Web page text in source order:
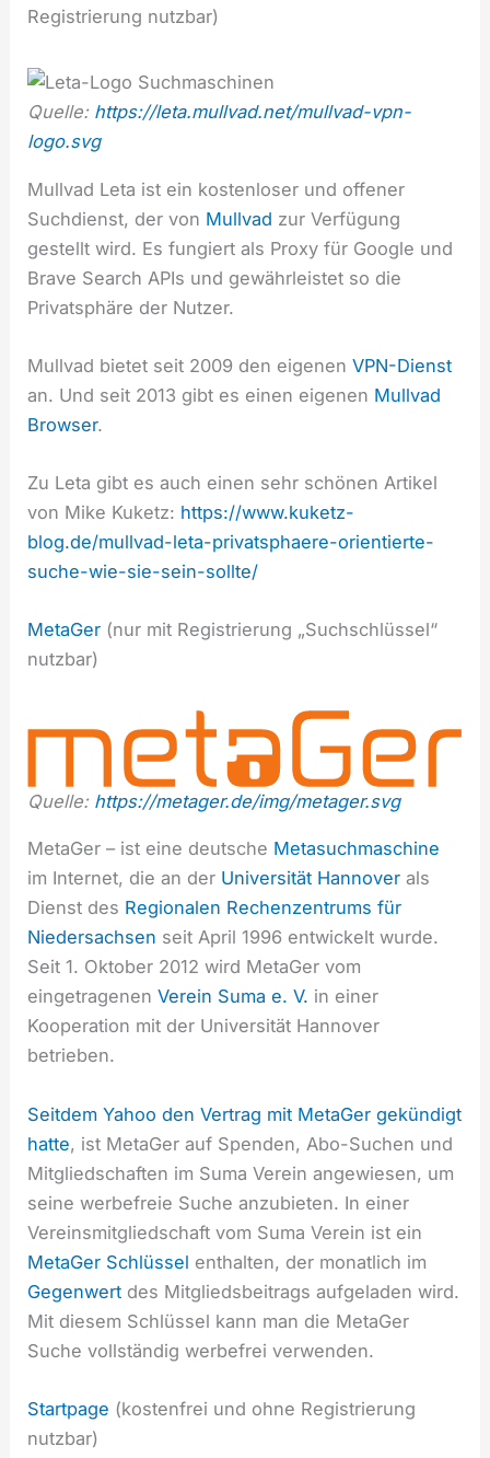
Registrierung nutzbar)
Quelle: https://leta.mullvad.net/mullvad-vpn-
logo.svg
Mullvad Leta ist ein kostenloser und offener
Suchdienst, der von Mullvad zur Verfügung
gestellt wird. Es fungiert als Proxy für Google und
Brave Search APIs und gewährleistet so die
Privatsphäre der Nutzer.
Mullvad bietet seit 2009 den eigenenVPN-Dienst
an. Und seit 2013 gibt es einen eigenen Mullvad
Browser.
Zu Leta gibt es auch einen sehr schönen Artikel
von Mike Kuketz: https://www.kuketz-
blog.de/mullvad-leta-privatsphaere-orientierte-
suche-wie-sie-sein-sollte/
MetaGer (nur mit Registrierung „Suchschlüssel“
nutzbar)
Quelle: https://metager.de/img/metager.svg
MetaGer – ist eine deutsche Metasuchmaschine
im Internet, die an der Universität Hannover als
Dienst des Regionalen Rechenzentrums für
Niedersachsen seit April 1996 entwickelt wurde.
Seit 1. Oktober 2012 wird MetaGer vom
eingetragenenVerein Suma e. V. in einer
Kooperation mit der Universität Hannover
betrieben.
Seitdem Yahoo den Vertrag mit MetaGer gekündigt
hatte, ist MetaGer auf Spenden, Abo-Suchen und
Mitgliedschaften im Suma Verein angewiesen, um
seine werbefreie Suche anzubieten. In einer
Vereinsmitgliedschaft vom Suma Verein ist ein
MetaGer Schlüssel enthalten, der monatlich im
Gegenwert des Mitgliedsbeitrags aufgeladen wird.
Mit diesem Schlüssel kann man die MetaGer
Suche vollständig werbefrei verwenden.
Startpage (kostenfrei und ohne Registrierung
nutzbar)